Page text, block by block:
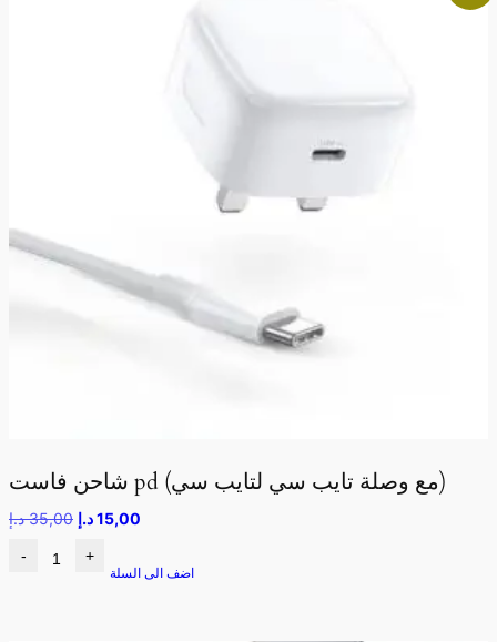
شاحن فاست pd (مع وصلة تايب سي لتايب سي)
35,00 د.إ 15,00د.إ
- +
اضف الى السلة